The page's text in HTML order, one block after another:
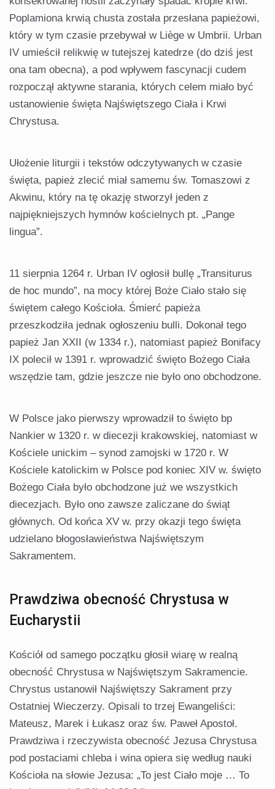
Poplamiona krwią chusta została przesłana papieżowi,
który w tym czasie przebywał w Liège w Umbrii. Urban
IV umieścił relikwię w tutejszej katedrze (do dziś jest
ona tam obecna), a pod wpływem fascynacji cudem
rozpoczął aktywne starania, których celem miało być
ustanowienie święta Najświętszego Ciała i Krwi
Chrystusa.
Ułożenie liturgii i tekstów odczytywanych w czasie
święta, papież zlecić miał samemu św. Tomaszowi z
Akwinu, który na tę okazję stworzył jeden z
najpiękniejszych hymnów kościelnych pt. „Pange
lingua”.
11 sierpnia 1264 r. Urban IV ogłosił bullę „Transiturus
de hoc mundo”, na mocy której Boże Ciało stało się
świętem całego Kościoła. Śmierć papieża
przeszkodziła jednak ogłoszeniu bulli. Dokonał tego
papież Jan XXII (w 1334 r.), natomiast papież Bonifacy
IX polecił w 1391 r. wprowadzić święto Bożego Ciała
wszędzie tam, gdzie jeszcze nie było ono obchodzone.
W Polsce jako pierwszy wprowadził to święto bp
Nankier w 1320 r. w diecezji krakowskiej, natomiast w
Kościele unickim – synod zamojski w 1720 r. W
Kościele katolickim w Polsce pod koniec XIV w. święto
Bożego Ciała było obchodzone już we wszystkich
diecezjach. Było ono zawsze zaliczane do świąt
głównych. Od końca XV w. przy okazji tego święta
udzielano błogosławieństwa Najświętszym
Sakramentem.
Prawdziwa obecność Chrystusa w
Eucharystii
Kościół od samego początku głosił wiarę w realną
obecność Chrystusa w Najświętszym Sakramencie.
Chrystus ustanowił Najświętszy Sakrament przy
Ostatniej Wieczerzy. Opisali to trzej Ewangeliści:
Mateusz, Marek i Łukasz oraz św. Paweł Apostoł.
Prawdziwa i rzeczywista obecność Jezusa Chrystusa
pod postaciami chleba i wina opiera się według nauki
Kościoła na słowie Jezusa: „To jest Ciało moje … To